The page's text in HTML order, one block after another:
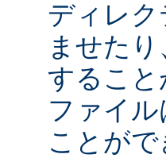
ディレ
ませた
すること
ファイ
ことがで